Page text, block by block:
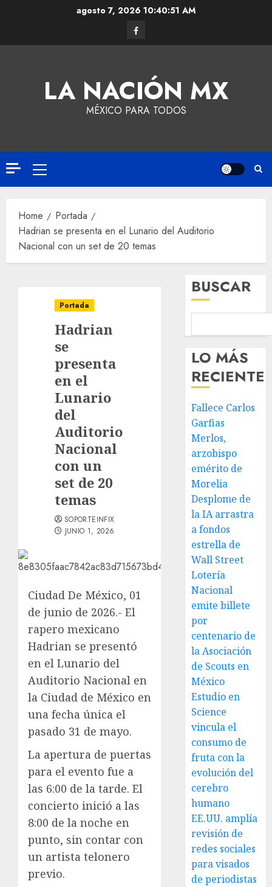
agosto 7, 2026 10:40:51 AM
LA NACIÓN MX
MÉXICO PARA TODOS
Home
Portada
Hadrian se presenta en el Lunario del Auditorio
Nacional con un set de 20 temas
Portada
Hadrian
se
presenta
en el
Lunario
del
Auditorio
Nacional
con un
set de 20
temas
SOPORTEINFIX
JUNIO 1, 2026
Ciudad De México, 01
de junio de 2026.- El
rapero mexicano
Hadrian se presentó
en el Lunario del
Auditorio Nacional en
la Ciudad de México en
una fecha única el
pasado 31 de mayo.
La apertura de puertas
para el evento fue a
las 6:00 de la tarde. El
concierto inició a las
8:00 de la noche en
punto, sin contar con
un artista telonero
previo.
BUSCAR
LO MÁS
RECIENTE
Fallece Carlos
Garfias
Merlos,
arzobispo
emérito de
Morelia
Desplome de
la IA arrastra
a fondos
estrella de
Wall Street
Lotería
Nacional
emite billete
por
centenario de
la Asociación
de Scouts en
México
Estudio en
Science
vincula el
consumo de
fruta con la
evolución del
cerebro
humano
EE.UU. amplía
revisión de
redes sociales
para visados
de periodistas